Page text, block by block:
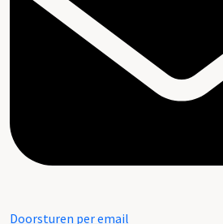
Doorsturen per email